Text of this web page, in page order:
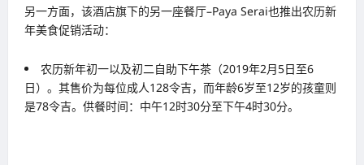
另一方面，该酒店旗下的另一座餐厅–Paya Serai也推出农历新
年美食促销活动：
农历新年初一以及初二自助下午茶（2019年2月5日至6
日）。其售价为每位成人128令吉，而年龄6岁至12岁的孩童则
是78令吉。供餐时间：中午12时30分至下午4时30分。